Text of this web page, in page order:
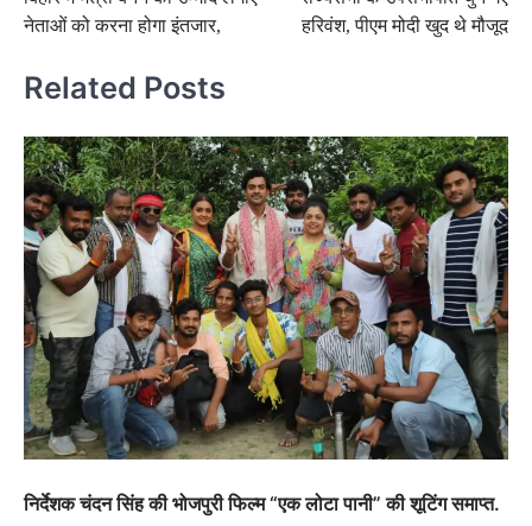
navigation
नेताओं को करना होगा इंतजार,
हरिवंश, पीएम मोदी खुद थे मौजूद
Related Posts
निर्देशक चंदन सिंह की भोजपुरी फिल्म “एक लोटा पानी” की शूटिंग समाप्त.